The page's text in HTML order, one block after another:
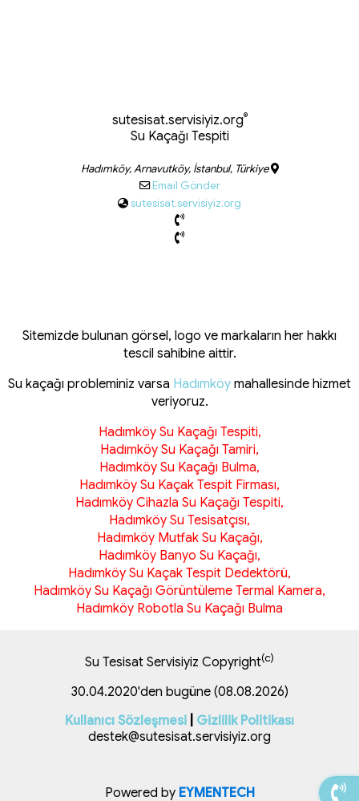
sutesisat.servisiyiz.org®
Su Kaçağı Tespiti
Hadımköy, Arnavutköy, İstanbul, Türkiye
Email Gönder
sutesisat.servisiyiz.org
Sitemizde bulunan görsel, logo ve markaların her hakkı
tescil sahibine aittir.
Su kaçağı probleminiz varsa Hadımköy mahallesinde hizmet
veriyoruz.
Hadımköy Su Kaçağı Tespiti,
Hadımköy Su Kaçağı Tamiri,
Hadımköy Su Kaçağı Bulma,
Hadımköy Su Kaçak Tespit Firması,
Hadımköy Cihazla Su Kaçağı Tespiti,
Hadımköy Su Tesisatçısı,
Hadımköy Mutfak Su Kaçağı,
Hadımköy Banyo Su Kaçağı,
Hadımköy Su Kaçak Tespit Dedektörü,
Hadımköy Su Kaçağı Görüntüleme Termal Kamera,
Hadımköy Robotla Su Kaçağı Bulma
Su Tesisat Servisiyiz Copyright(c)
30.04.2020'den bugüne (08.08.2026)
Kullanıcı Sözleşmesi
Gizlilik Politikası
destek@sutesisat.servisiyiz.org
Powered by EYMENTECH